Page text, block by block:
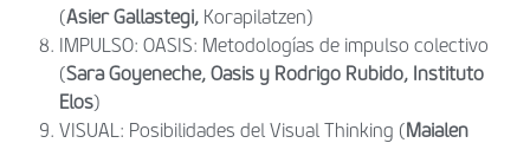
(Asier Gallastegi, Korapilatzen)
IMPULSO: OASIS: Metodologías de impulso colectivo
(Sara Goyeneche, Oasis y Rodrigo Rubido, Instituto
Elos)
VISUAL: Posibilidades del Visual Thinking (Maialen